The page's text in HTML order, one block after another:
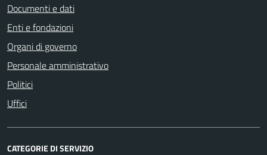
Documenti e dati
Enti e fondazioni
Organi di governo
Personale amministrativo
Politici
Uffici
CATEGORIE DI SERVIZIO